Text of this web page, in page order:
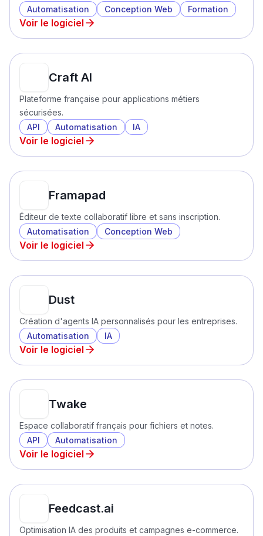
Automatisation
Conception Web Formation
Voir le logiciel
Craft AI
Plateforme française pour applications métiers
sécurisées.
API
Automatisation IA
Voir le logiciel
Framapad
Éditeur de texte collaboratif libre et sans inscription.
Automatisation
Conception Web
Voir le logiciel
Dust
Création d'agents IA personnalisés pour les entreprises.
Automatisation
IA
Voir le logiciel
Twake
Espace collaboratif français pour fichiers et notes.
API
Automatisation
Voir le logiciel
Feedcast.ai
Optimisation IA des produits et campagnes e-commerce.